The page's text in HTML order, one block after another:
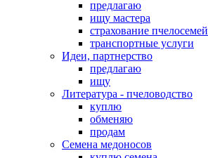
предлагаю
ищу мастера
страхование пчелосемей
транспортные услуги
Идеи, партнерство
предлагаю
ищу
Литература - пчеловодство
куплю
обменяю
продам
Семена медоносов